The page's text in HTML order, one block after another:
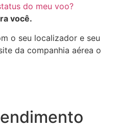
do meu voo?
você.
o seu localizador e seu
da companhia aérea o